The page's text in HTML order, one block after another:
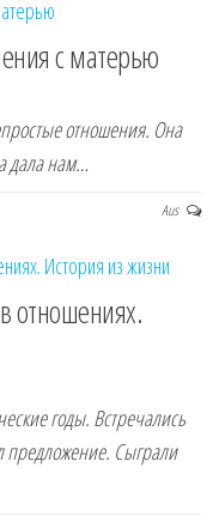
с матерью
отношения. Она
дала нам…
Aus
отношениях.
годы. Встречались
предложение. Сыграли